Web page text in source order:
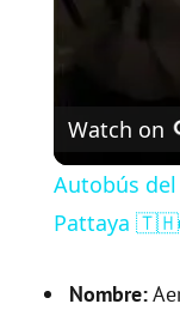
Watch on
Autobús
Pattaya
Nombre: